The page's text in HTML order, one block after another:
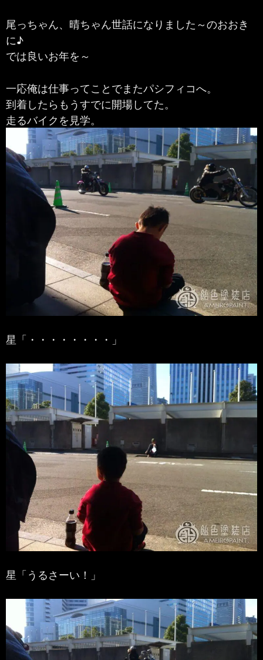
尾っちゃん、晴ちゃん世話になりました～のおおき
に♪
では良いお年を～
一応俺は仕事ってことでまたパシフィコへ。
到着したらもうすでに開場してた。
走るバイクを見学。
星「・・・・・・・・」
星「うるさーい！」